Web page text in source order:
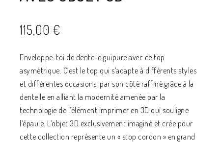
115,00 €
Enveloppe-toi de dentelle guipure avec ce top
asymétrique. C’est le top qui s’adapte à différents styles
et différentes occasions, par son côté raffiné grâce à la
dentelle en alliant la modernité amenée par la
technologie de l’élément imprimer en 3D qui souligne
l’épaule. L’objet 3D exclusivement imaginé et crée pour
cette collection représente un « stop cordon » en grand